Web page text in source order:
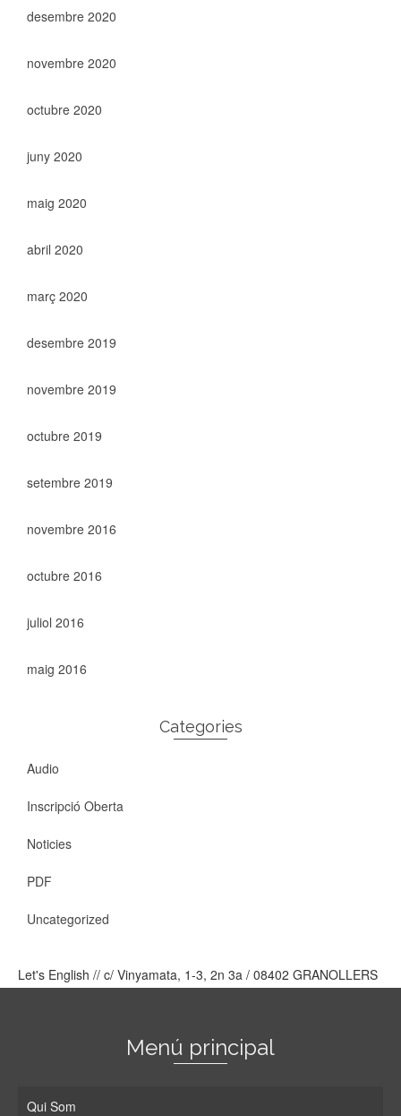
desembre 2020
novembre 2020
octubre 2020
juny 2020
maig 2020
abril 2020
març 2020
desembre 2019
novembre 2019
octubre 2019
setembre 2019
novembre 2016
octubre 2016
juliol 2016
maig 2016
Categories
Audio
Inscripció Oberta
Noticies
PDF
Uncategorized
Let's English // c/ Vinyamata, 1-3, 2n 3a / 08402 GRANOLLERS
Menú principal
Qui Som